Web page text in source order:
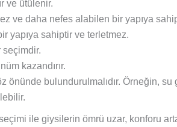
ve ütülenir.
ve daha nefes alabilen bir yapıya
yapıya sahiptir ve terletmez.
seçimdir.
kazandırır.
bulundurulmalıdır. Örneğin,
ile giysilerin ömrü uzar, konforu